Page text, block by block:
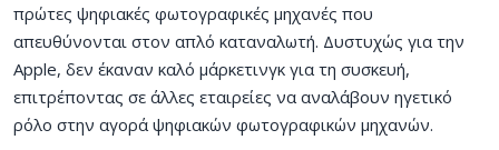
πρώτες ψηφιακές φωτογραφικές μηχανές που
απευθύνονται στον απλό καταναλωτή. Δυστυχώς για την
Apple, δεν έκαναν καλό μάρκετινγκ για τη συσκευή,
επιτρέποντας σε άλλες εταιρείες να αναλάβουν ηγετικό
ρόλο στην αγορά ψηφιακών φωτογραφικών μηχανών.